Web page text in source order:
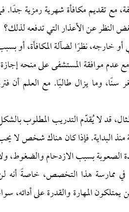
تقديم مكافأة شهرية رمزية جدًا.
عن الأعذار التي تدفعه لذلك؟
خارجه، نظرًا لضآلة المكافأة، أو
عدم موافقة المستشفى على منحه
وما يزال طالبًا. مع العلم أن
قد لا يُقدّم التدريب المطلوب
منذ البداية. فإذا كان هناك شخص لا
بسبب الازدحام والضغوط،
في ممارسة هذا التخصص، خاصةً أنه
المهارة والقدرة على أدائه،